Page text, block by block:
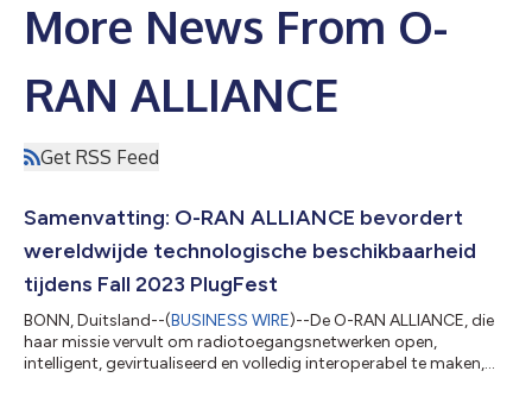
More News From O-
RAN ALLIANCE
Get RSS Feed
Samenvatting: O-RAN ALLIANCE bevordert
wereldwijde technologische beschikbaarheid
tijdens Fall 2023 PlugFest
BONN, Duitsland--(BUSINESS WIRE)--De O-RAN ALLIANCE, die
haar missie vervult om radiotoegangsnetwerken open,
intelligent, gevirtualiseerd en volledig interoperabel te maken,